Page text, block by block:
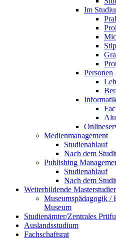
Im
Personen
Medienmanagement
Studienablauf
Nach dem
Publishing
Studienablauf
Nach dem
Weiterbildende
Museumspädagogik
Museum
Studienämter/Zentrales
Auslandsstudium
Fachschaftsrat